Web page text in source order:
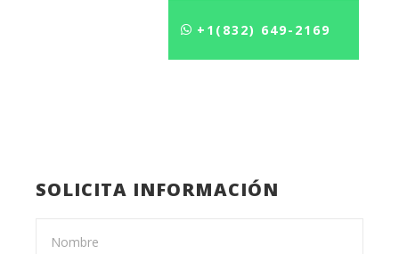
+1(832) 649-2169
SOLICITA INFORMACIÓN